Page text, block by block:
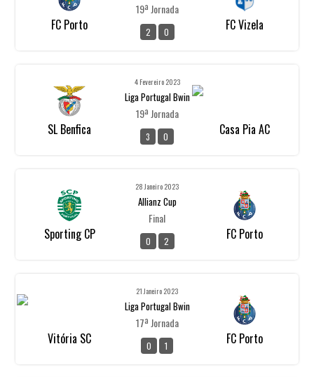
FC Porto
19ª Jornada
2 0 FC Vizela
SL Benfica
4 Fevereiro 2023
Liga Portugal Bwin
19ª Jornada
3 0 Casa Pia AC
Sporting CP
28 Janeiro 2023
Allianz Cup
Final
0 2 FC Porto
Vitória SC
21 Janeiro 2023
Liga Portugal Bwin
17ª Jornada
0 1 FC Porto